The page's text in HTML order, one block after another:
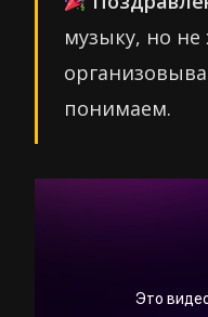
музыку, но не
понимаем.